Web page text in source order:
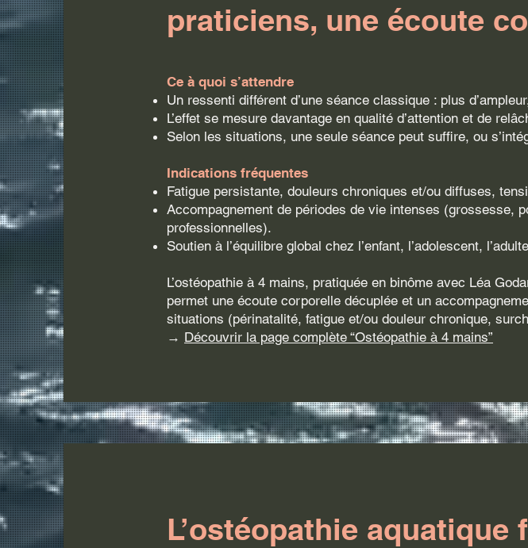
praticiens, une écoute
Ce à quoi s’attendre
Un ressenti différent d’une séance classique : plus
L’effet se mesure davantage en qualité d’attention et de
Selon les situations, une seule séance peut suffire, ou
Indications fréquentes
Fatigue persistante, douleurs chroniques et/ou diffuses,
Accompagnement de périodes de vie intenses (grossesse,
professionnelles).
Soutien à l’équilibre global chez l’enfant, l’adolescent,
L’ostéopathie à 4 mains, pratiquée en binôme avec Léa
permet une écoute corporelle décuplée et un
situations (périnatalité, fatigue et/ou douleur chronique,
→ Découvrir la page complète “Ostéopathie à 4 mains”
L’ostéopathie